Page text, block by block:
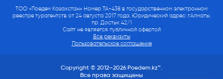
ТОО «Поедем Казахстан» Номер ТА-438 в государственном электронном
реестре турагентств от 24 августа 2017 года. Юридический адрес: г.Алматы,
пр. Достык 42/1
Сайт не является публичной офертой
Все реквизиты
Пользовательское соглашение
Copyright © 2012–2026 Poedem.kz™.
Все права защищены